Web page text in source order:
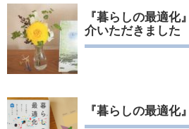
『暮らしの最適
介いただきました
『暮らしの最適化